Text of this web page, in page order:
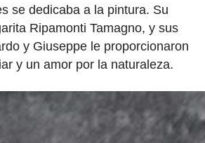
se dedicaba a la pintura. Su
Ripamonti Tamagno, y sus
y Giuseppe le proporcionaron
y un amor por la naturaleza.